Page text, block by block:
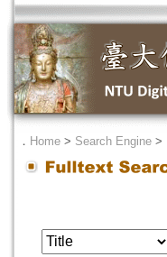
． Home > Search Engine >